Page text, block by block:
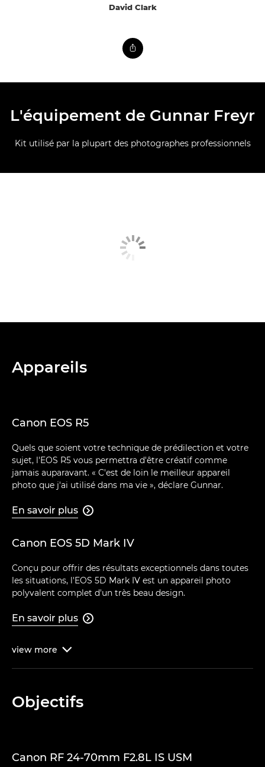
David Clark
L'équipement de Gunnar Freyr
Kit utilisé par la plupart des photographes professionnels
Appareils
Canon EOS R5
Quels que soient votre technique de prédilection et votre
sujet, l'EOS R5 vous permettra d'être créatif comme
jamais auparavant. « C'est de loin le meilleur appareil
photo que j'ai utilisé dans ma vie », déclare Gunnar.
En savoir plus 
Canon EOS 5D Mark IV
Conçu pour offrir des résultats exceptionnels dans toutes
les situations, l'EOS 5D Mark IV est un appareil photo
polyvalent complet d'un très beau design.
En savoir plus 
view more 
Objectifs
Canon RF 24-70mm F2.8L IS USM